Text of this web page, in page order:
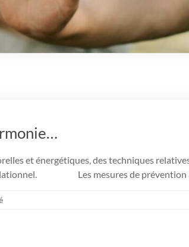
et énergétiques, des techniques
relationnel. Les mesures de prévention